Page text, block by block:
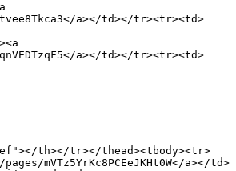
a></td></tr><tr><td>
a></td></tr><tr><td>
th></tr></thead><tbody><tr>
mVTz5YrKc8PCEeJKHt0W</a></td>